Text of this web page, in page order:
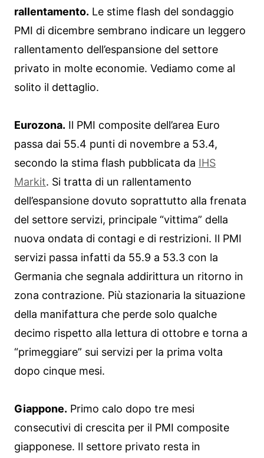
rallentamento. Le stime flash del sondaggio
PMI di dicembre sembrano indicare un leggero
rallentamento dell’espansione del settore
privato in molte economie. Vediamo come al
solito il dettaglio.
Eurozona. Il PMI composite dell’area Euro
passa dai 55.4 punti di novembre a 53.4,
secondo la stima flash pubblicata da IHS
Markit. Si tratta di un rallentamento
dell’espansione dovuto soprattutto alla frenata
del settore servizi, principale “vittima” della
nuova ondata di contagi e di restrizioni. Il PMI
servizi passa infatti da 55.9 a 53.3 con la
Germania che segnala addirittura un ritorno in
zona contrazione. Più stazionaria la situazione
della manifattura che perde solo qualche
decimo rispetto alla lettura di ottobre e torna a
“primeggiare” sui servizi per la prima volta
dopo cinque mesi.
Giappone. Primo calo dopo tre mesi
consecutivi di crescita per il PMI composite
giapponese. Il settore privato resta in